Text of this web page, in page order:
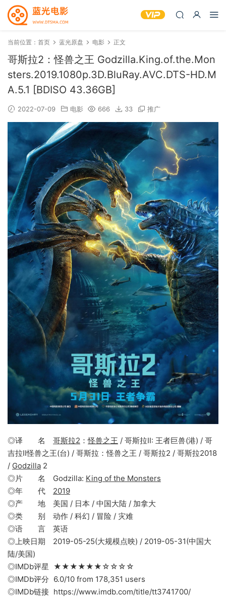
当前位置： 首页 蓝光原盘 电影 正文
哥斯拉2：怪兽之王 Godzilla.King.of.the.Mon
sters.2019.1080p.3D.BluRay.AVC.DTS-HD.M
A.5.1 [BDISO 43.36GB]
2022-07-09 电影 666 33 推广
◎译 名 哥斯拉2 ：怪兽之王 / 哥斯拉II: 王者巨兽(港) / 哥
吉拉II怪兽之王(台) / 哥斯拉：怪兽之王 / 哥斯拉2 / 哥斯拉2018
/ Godzilla 2
◎片 名 Godzilla: King of the Monsters
◎年 代 2019
◎产 地 美国 / 日本 / 中国大陆 / 加拿大
◎类 别 动作 / 科幻 / 冒险 / 灾难
◎语 言 英语
◎上映日期 2019-05-25(大规模点映) / 2019-05-31(中国大
陆/美国)
◎IMDb评星 ★★★★★★☆☆☆☆
◎IMDb评分 6.0/10 from 178,351 users
◎IMDb链接 https://www.imdb.com/title/tt3741700/